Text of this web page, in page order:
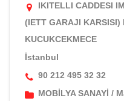
IKITELLI CADDESI
(IETT GARAJI KARSISI)
KUCUKCEKMECE
İstanbul
90 212 495 32 32
MOBİLYA SANAYİ /